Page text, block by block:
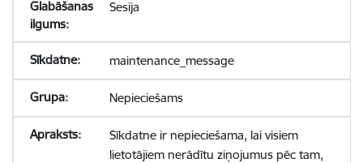
Sesija
maintenance_message
Nepieciešams
Sīkdatne ir nepieciešama, lai visiem
lietotājiem nerādītu ziņojumus pēc tam,